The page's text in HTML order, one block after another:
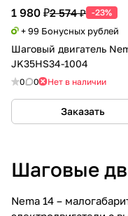
1 980 ₽2 574 ₽ -23%
+ 99 Бонусных рублей
Шаговый двигатель
JK35HS34-1004
0 0 Нет в наличии
Заказать
Шаговые
Nema 14 –